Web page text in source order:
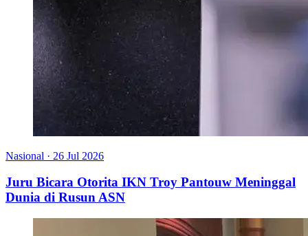
Nasional · 26 Jul 2026
Juru Bicara Otorita IKN Troy Pantouw Meninggal
Dunia di Rusun ASN